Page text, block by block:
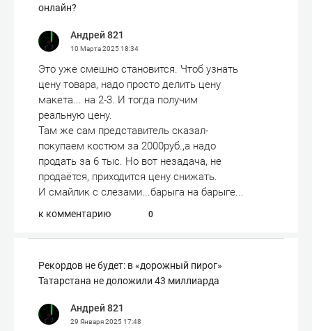
онлайн?
Андрей 821
10 Марта 202518:34
Это уже смешно становится. Чтоб узнать
цену товара, надо просто делить цену
макета... на 2-3. И тогда получим
реальную цену.
Там же сам представитель сказал-
покупаем костюм за 2000руб.,а надо
продать за 6 тыс. Но вот незадача, не
продаётся, приходится цену снижать.
И смайлик с слезами...барыга на барыге...
к комментарию 0
Рекордов не будет: в «дорожный пирог»
Татарстана не доложили 43 миллиарда
Андрей 821
29 Января 202517:48